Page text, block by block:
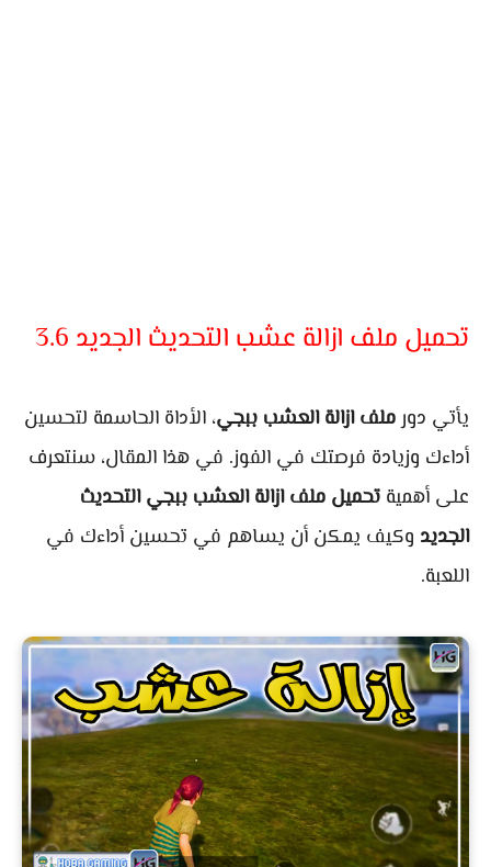
تحميل ملف ازالة عشب التحديث الجديد 3.6
يأتي دورملف ازالة العشب ببجي، الأداة الحاسمة لتحسين
أداءك وزيادة فرصتك في الفوز. في هذا المقال، سنتعرف
على أهمية تحميل ملف ازالة العشب ببجي التحديث
الجديد وكيف يمكن أن يساهم في تحسين أداءك في
اللعبة.